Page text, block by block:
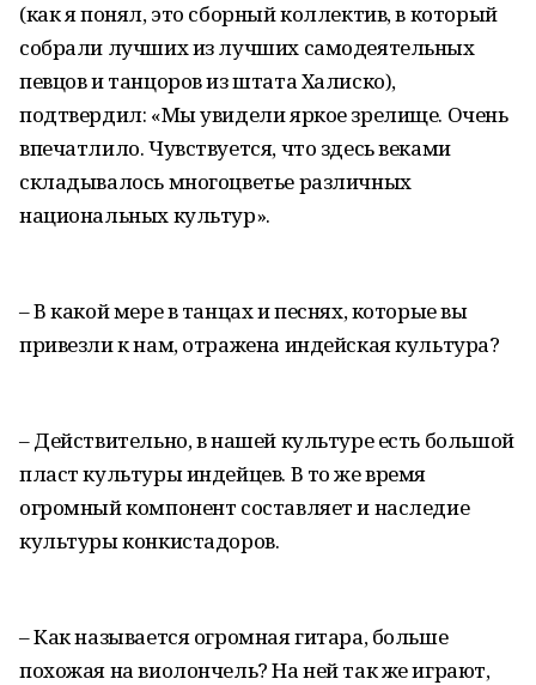
(как я понял, это сборный коллектив, в который
собрали лучших из лучших самодеятельных
певцов и танцоров из штата Халиско),
подтвердил: «Мы увидели яркое зрелище. Очень
впечатлило. Чувствуется, что здесь веками
складывалось многоцветье различных
национальных культур».
– В какой мере в танцах и песнях, которые вы
привезли к нам, отражена индейская культура?
– Действительно, в нашей культуре есть большой
пласт культуры индейцев. В то же время
огромный компонент составляет и наследие
культуры конкистадоров.
– Как называется огромная гитара, больше
похожая на виолончель? На ней так же играют,